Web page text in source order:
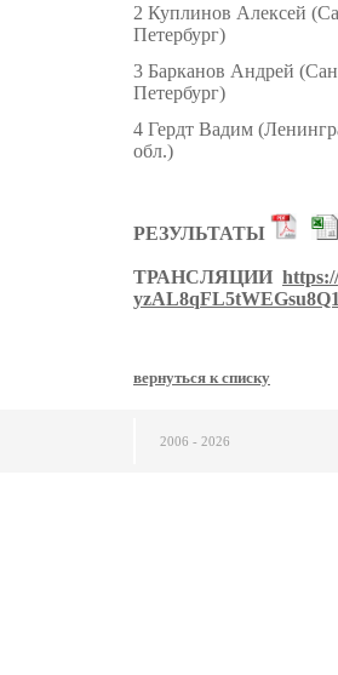
2 Куплинов Алексей
Петербург)
3 Барканов Андрей
Петербург)
4 Гердт Вадим
обл.)
РЕЗУЛЬТАТЫ
ТРАНСЛЯЦИИ
вернуться к списку
2006 - 2026